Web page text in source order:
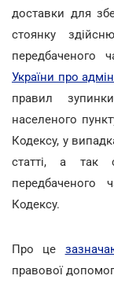
доставки для
стоянку
передбаченого
України про
правил
населеного
Кодексу, у
статті, а так
передбаченого
Кодексу.
Про це
правової